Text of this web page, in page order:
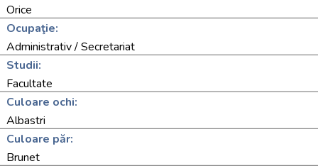
Orice
Ocupaţie:
Administrativ / Secretariat
Studii:
Facultate
Culoare ochi:
Albastri
Culoare păr:
Brunet